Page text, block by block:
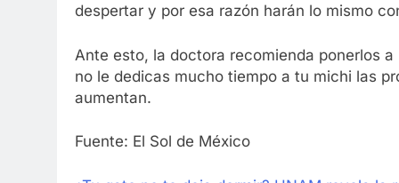
despertar y por esa razón harán lo mismo
Ante esto, la doctora recomienda ponerlos
no le dedicas mucho tiempo a tu michi las
aumentan.
Fuente: El Sol de México